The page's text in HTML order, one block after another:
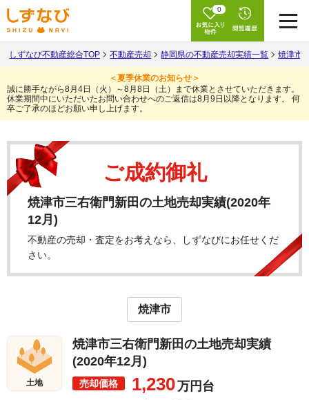
0
しずなび不動産総合TOP 不動産売却 静岡県の不動産売却実績一覧 焼津市
＜夏季休業のお知らせ＞
誠に勝手ながら8月4日（火）～8月8日（土）まで休業とさせていただきます。
休業期間中にいただいたお問い合わせへのご返信は8月9日以降となります。
何
卒ご了承のほどお願い申し上げます。
ご成約御礼
焼津市三右衛門新田の土地売却実績(2020年
12月)
不動産の売却・査定をお考えなら、しずなびにお任せくだ
さい。
焼津市
土地
焼津市三右衛門新田の土地売却実績
(2020年12月)
売却価格 1,230万円台